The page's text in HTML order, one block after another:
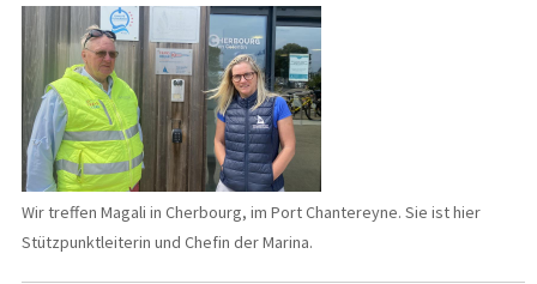
Wir treffen Magali in Cherbourg, im Port Chantereyne. Sie ist hier
Stützpunktleiterin und Chefin der Marina.